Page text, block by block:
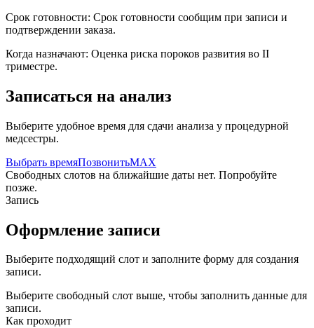
Срок готовности: Срок готовности сообщим при записи и
подтверждении заказа.
Когда назначают: Оценка риска пороков развития во II
триместре.
Записаться на анализ
Выберите удобное время для сдачи анализа у процедурной
медсестры.
Выбрать времяПозвонитьMAX
Свободных слотов на ближайшие даты нет. Попробуйте
позже.
Запись
Оформление записи
Выберите подходящий слот и заполните форму для создания
записи.
Выберите свободный слот выше, чтобы заполнить данные для
записи.
Как проходит